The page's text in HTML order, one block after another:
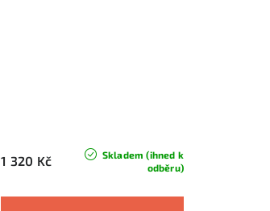
Skladem (ihned k
odběru)
1 320 Kč